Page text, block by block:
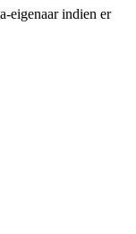
eigenaar indien er